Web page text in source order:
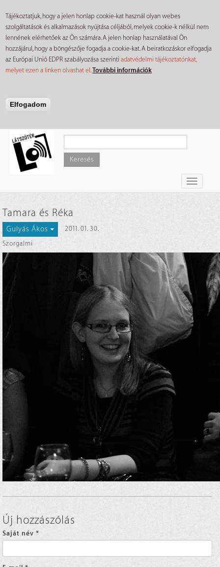
Tájékoztatjuk, hogy a jelen honlap cookie-kat használ olyan webes
szolgáltatások és alkalmazások nyújtása céljából, melyek cookie-k nélkül nem
lennének elérhetőek az Ön számára. A jelen honlap használatával Ön
hozzájárul, hogy a böngészője fogadja a cookie-kat. A beiratkozáskor elfogadja
az Európai Unió EDPR szabályozása szerintiadatvédelmi tájékoztatónkat,
melyet ezen a linken olvashat el.További információk
Elfogadom
tartalomra
Keresés
Toggle
Tamara és Réka
Gulyás Ákos
2011. 01. 30.
Szorgalmi
Új hozzászólás
Saját név *